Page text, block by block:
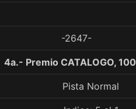
-2647-
4a.- Premio CATALOGO,
Pista Normal